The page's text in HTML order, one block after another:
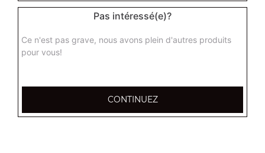
Pas intéressé(e)?
Ce n'est pas grave, nous avons plein d'autres produits
pour vous!
CONTINUEZ